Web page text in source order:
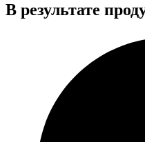
В результате